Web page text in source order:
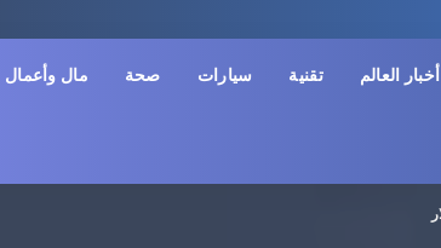
أخبار العالم تقنية سيارات صحة مال وأعمال